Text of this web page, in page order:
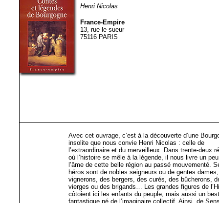
Henri Nicolas
France-Empire
13, rue le sueur
75116 PARIS
Avec cet ouvrage, c’est à la découverte d’une
insolite que nous convie Henri Nicolas : celle de
l’extraordinaire et du merveilleux. Dans trente-deux
où l’histoire se mêle à la légende, il nous livre un
l’âme de cette belle région au passé mouvementé.
héros sont de nobles seigneurs ou de gentes
vignerons, des bergers, des curés, des bûcherons,
vierges ou des brigands… Les grandes figures de
côtoient ici les enfants du peuple, mais aussi un
fantastique né de l’imaginaire collectif. Ainsi, de